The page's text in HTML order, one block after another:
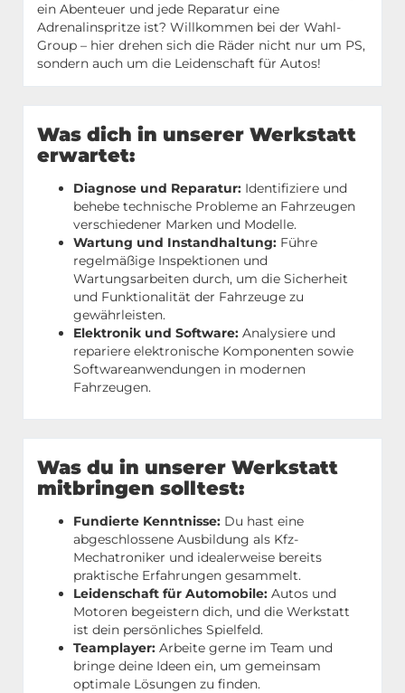
ein Abenteuer und jede Reparatur eine
Adrenalinspritze ist? Willkommen bei der Wahl-
Group – hier drehen sich die Räder nicht nur um PS,
sondern auch um die Leidenschaft für Autos!
Was dich in unserer Werkstatt
erwartet:
Diagnose und Reparatur: Identifiziere und
behebe technische Probleme an Fahrzeugen
verschiedener Marken und Modelle.
Wartung und Instandhaltung: Führe
regelmäßige Inspektionen und
Wartungsarbeiten durch, um die Sicherheit
und Funktionalität der Fahrzeuge zu
gewährleisten.
Elektronik und Software: Analysiere und
repariere elektronische Komponenten sowie
Softwareanwendungen in modernen
Fahrzeugen.
Was du in unserer Werkstatt
mitbringen solltest:
Fundierte Kenntnisse: Du hast eine
abgeschlossene Ausbildung als Kfz-
Mechatroniker und idealerweise bereits
praktische Erfahrungen gesammelt.
Leidenschaft für Automobile: Autos und
Motoren begeistern dich, und die Werkstatt
ist dein persönliches Spielfeld.
Teamplayer: Arbeite gerne im Team und
bringe deine Ideen ein, um gemeinsam
optimale Lösungen zu finden.